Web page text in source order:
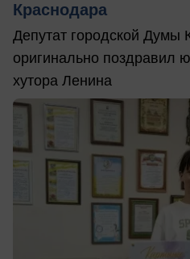
Краснодара
Депутат городской Думы
оригинально поздравил
хутора Ленина